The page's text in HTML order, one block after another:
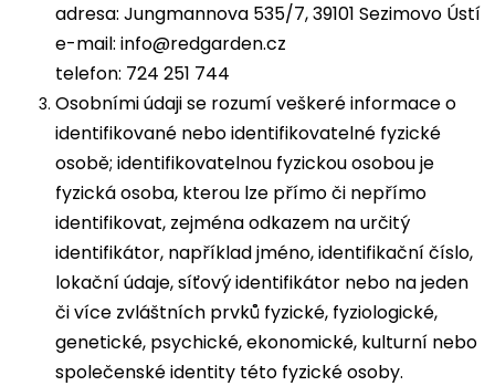
adresa: Jungmannova 535/7, 39101 Sezimovo Ústí
e-mail: info@redgarden.cz
telefon: 724 251 744
Osobními údaji se rozumí veškeré informace o
identifikované nebo identifikovatelné fyzické
osobě; identifikovatelnou fyzickou osobou je
fyzická osoba, kterou lze přímo či nepřímo
identifikovat, zejména odkazem na určitý
identifikátor, například jméno, identifikační číslo,
lokační údaje, síťový identifikátor nebo na jeden
či více zvláštních prvků fyzické, fyziologické,
genetické, psychické, ekonomické, kulturní nebo
společenské identity této fyzické osoby.